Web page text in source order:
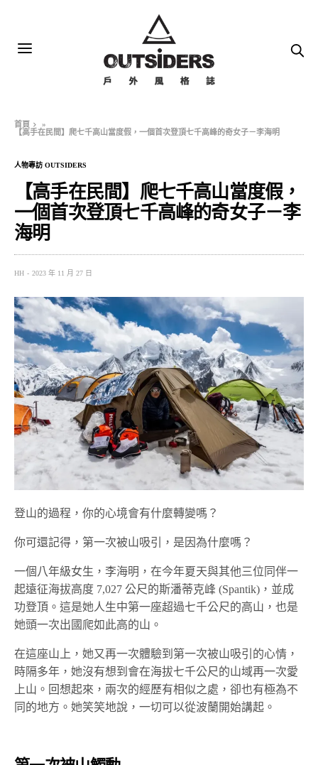
首頁
»
【高手在民間】爬七千高山當度假，一個首次登頂七千高峰的奇女子－李海明
人物專訪 OUTSIDERS
【高手在民間】爬七千高山當度假，
一個首次登頂七千高峰的奇女子－李
海明
HH 2023 年 11 月 27 日
登山的過程，你的心境會有什麼轉變嗎？
你可還記得，第一次被山吸引，是因為什麼嗎？
一個八年級女生，李海明，在今年夏天與其他三位同伴一
起遠征海拔高度 7,027 公尺的斯潘蒂克峰 (Spantik)，並成
功登頂。這是她人生中第一座超過七千公尺的高山，也是
她頭一次出國爬如此高的山。
在這座山上，她又再一次體驗到第一次被山吸引的心情，
時隔多年，她沒有想到會在海拔七千公尺的山域再一次愛
上山。回想起來，兩次的經歷有相似之處，卻也有極為不
同的地方。她笑笑地說，一切可以從波蘭開始講起。